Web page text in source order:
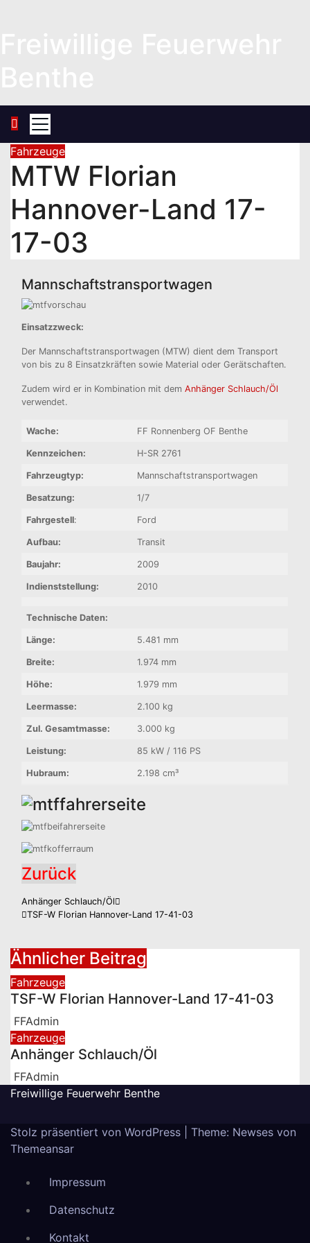
Fahrzeuge
MTW Florian
Hannover-Land 17-
17-03
Mannschaftstransportwagen
Einsatzzweck:
Der Mannschaftstransportwagen (MTW) dient dem Transport
von bis zu 8 Einsatzkräften sowie Material oder Gerätschaften.
Zudem wird er in Kombination mit dem Anhänger Schlauch/Öl
verwendet.
Wache: FF Ronnenberg OF Benthe
Kennzeichen: H-SR 2761
Fahrzeugtyp: Mannschaftstransportwagen
Besatzung: 1/7
Fahrgestell: Ford
Aufbau: Transit
Baujahr: 2009
Indienststellung: 2010
Technische Daten:
Länge: 5.481 mm
Breite: 1.974 mm
Höhe: 1.979 mm
Leermasse: 2.100 kg
Zul. Gesamtmasse: 3.000 kg
Leistung: 85 kW / 116 PS
Hubraum: 2.198 cm³
Zurück
Beitragsnavigation
Anhänger Schlauch/Öl
TSF-W Florian Hannover-Land 17-41-03
Ähnlicher Beitrag
Fahrzeuge
TSF-W Florian Hannover-Land 17-41-03
FFAdmin
Fahrzeuge
Anhänger Schlauch/Öl
FFAdmin
Freiwillige Feuerwehr Benthe
Stolz präsentiert von WordPress
Theme: Newses von
Themeansar
Impressum
Datenschutz
Kontakt